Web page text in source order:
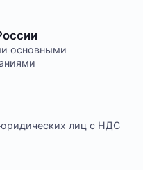
основными
лиц с НДС